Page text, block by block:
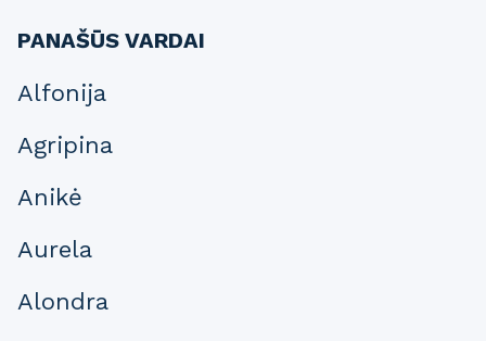
PANAŠŪS VARDAI
Alfonija
Agripina
Anikė
Aurela
Alondra